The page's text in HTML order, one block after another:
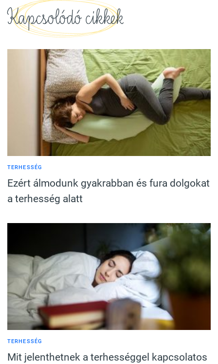
Kapcsolódó cikkek
TERHESSÉG
Ezért álmodunk gyakrabban és fura dolgokat
a terhesség alatt
TERHESSÉG
Mit jelenthetnek a terhességgel kapcsolatos